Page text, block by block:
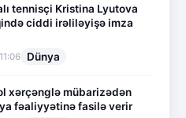
tennisçi Kristina Lyutova
ciddi irəliləyişə imza
Dünya
xərçənglə mübarizədən
fəaliyyətinə fasilə verir